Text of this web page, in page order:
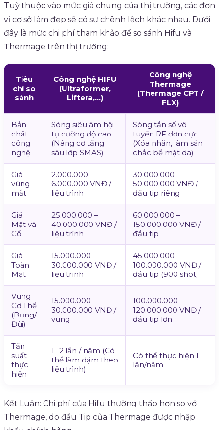
Tuỳ thuộc vào mức giá chung của thị trường, các đơn
vị cơ sở làm đẹp sẽ có sự chênh lệch khác nhau. Dưới
đây là mức chi phí tham khảo để so sánh Hifu và
Thermage trên thị trường:
Tiêu
chí so
sánh
Công nghệ HIFU
(Ultraformer,
Liftera,…)
Công nghệ
Thermage
(Thermage CPT /
FLX)
Bản
chất
công
nghệ
Sóng siêu âm hội
tụ cường độ cao
(Nâng cơ tầng
sâu lớp SMAS)
Sóng tần số vô
tuyến RF đơn cực
(Xóa nhăn, làm săn
chắc bề mặt da)
Giá
vùng
mắt
2.000.000 –
6.000.000 VNĐ /
liệu trình
30.000.000 –
50.000.000 VNĐ /
đầu tip riêng
Giá
Mặt và
Cổ
25.000.000 –
40.000.000 VNĐ /
liệu trình
60.000.000 –
150.000.000 VNĐ /
đầu tip
Giá
Toàn
Mặt
15.000.000 –
30.000.000 VNĐ /
liệu trình
45.000.000 –
100.000.000 VNĐ /
đầu tip (900 shot)
Vùng
Cơ Thể
(Bụng/
Đùi)
15.000.000 –
30.000.000 VNĐ /
vùng
100.000.000 –
120.000.000 VNĐ /
đầu tip lớn
Tần
suất
thực
hiện
1- 2 lần / năm (Có
thể làm dặm theo
liệu trình)
Có thể thực hiện 1
lần/năm
Kết Luận: Chi phí của Hifu thường thấp hơn so với
Thermage, do đầu Tip của Thermage được nhập